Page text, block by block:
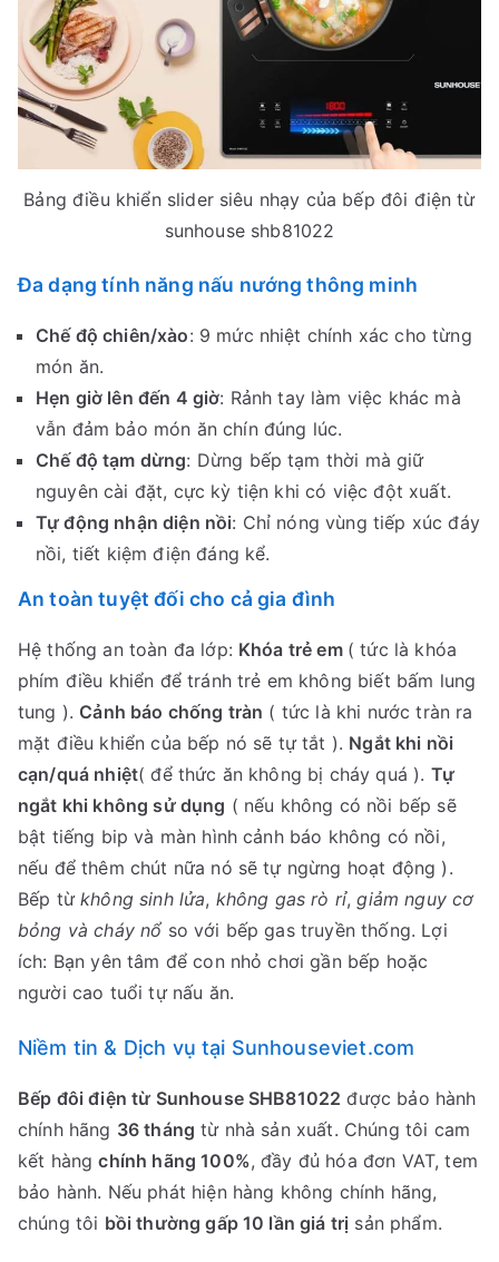
Bảng điều khiển slider siêu nhạy của bếp đôi điện từ
sunhouse shb81022
Đa dạng tính năng nấu nướng thông minh
Chế độ chiên/xào: 9 mức nhiệt chính xác cho từng
món ăn.
Hẹn giờ lên đến 4 giờ: Rảnh tay làm việc khác mà
vẫn đảm bảo món ăn chín đúng lúc.
Chế độ tạm dừng: Dừng bếp tạm thời mà giữ
nguyên cài đặt, cực kỳ tiện khi có việc đột xuất.
Tự động nhận diện nồi: Chỉ nóng vùng tiếp xúc đáy
nồi, tiết kiệm điện đáng kể.
An toàn tuyệt đối cho cả gia đình
Hệ thống an toàn đa lớp: Khóa trẻ em ( tức là khóa
phím điều khiển để tránh trẻ em không biết bấm lung
tung ). Cảnh báo chống tràn ( tức là khi nước tràn ra
mặt điều khiển của bếp nó sẽ tự tắt ). Ngắt khi nồi
cạn/quá nhiệt( để thức ăn không bị cháy quá ). Tự
ngắt khi không sử dụng ( nếu không có nồi bếp sẽ
bật tiếng bip và màn hình cảnh báo không có nồi,
nếu để thêm chút nữa nó sẽ tự ngừng hoạt động ).
Bếp từkhông sinh lửa, không gas rò rỉ,giảm nguy cơ
bỏng và cháy nổso với bếp gas truyền thống. Lợi
ích: Bạn yên tâm để con nhỏ chơi gần bếp hoặc
người cao tuổi tự nấu ăn.
Niềm tin & Dịch vụ tại Sunhouseviet.com
Bếp đôi điện từ Sunhouse SHB81022 được bảo hành
chính hãng 36 tháng từ nhà sản xuất. Chúng tôi cam
kết hàngchính hãng 100%, đầy đủ hóa đơn VAT, tem
bảo hành. Nếu phát hiện hàng không chính hãng,
chúng tôi bồi thường gấp 10 lần giá trị sản phẩm.